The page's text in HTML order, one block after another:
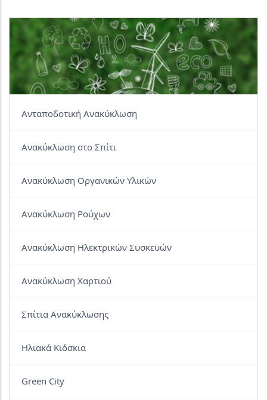
Ανταποδοτική Ανακύκλωση
Ανακύκλωση στο Σπίτι
Ανακύκλωση Οργανικών Υλικών
Ανακύκλωση Ρούχων
Ανακύκλωση Ηλεκτρικών Συσκευών
Ανακύκλωση Χαρτιού
Σπίτια Ανακύκλωσης
Ηλιακά Κιόσκια
Green City